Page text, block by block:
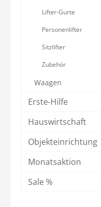
Lifter-Gurte
Personenlifter
Sitzlifter
Zubehör
Waagen
Erste-Hilfe
Hauswirtschaft
Objekteinrichtung
Monatsaktion
Sale %